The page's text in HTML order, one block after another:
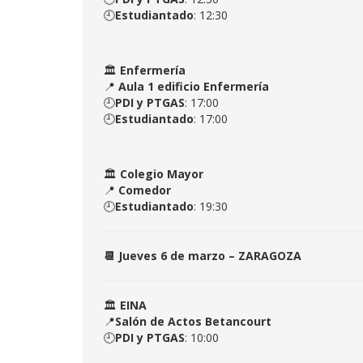
🕘Estudiantado: 12:30
🏛 Enfermería
📍 Aula 1 edificio Enfermería
🕘PDI y PTGAS: 17:00
🕘Estudiantado: 17:00
🏛 Colegio Mayor
📍 Comedor
🕘Estudiantado: 19:30
📆 Jueves 6 de marzo – ZARAGOZA
🏛 EINA
📍Salón de Actos Betancourt
🕘PDI y PTGAS: 10:00